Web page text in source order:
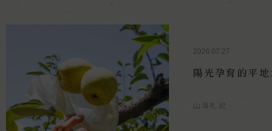
2026.07.27
陽光孕育的平
山海札記